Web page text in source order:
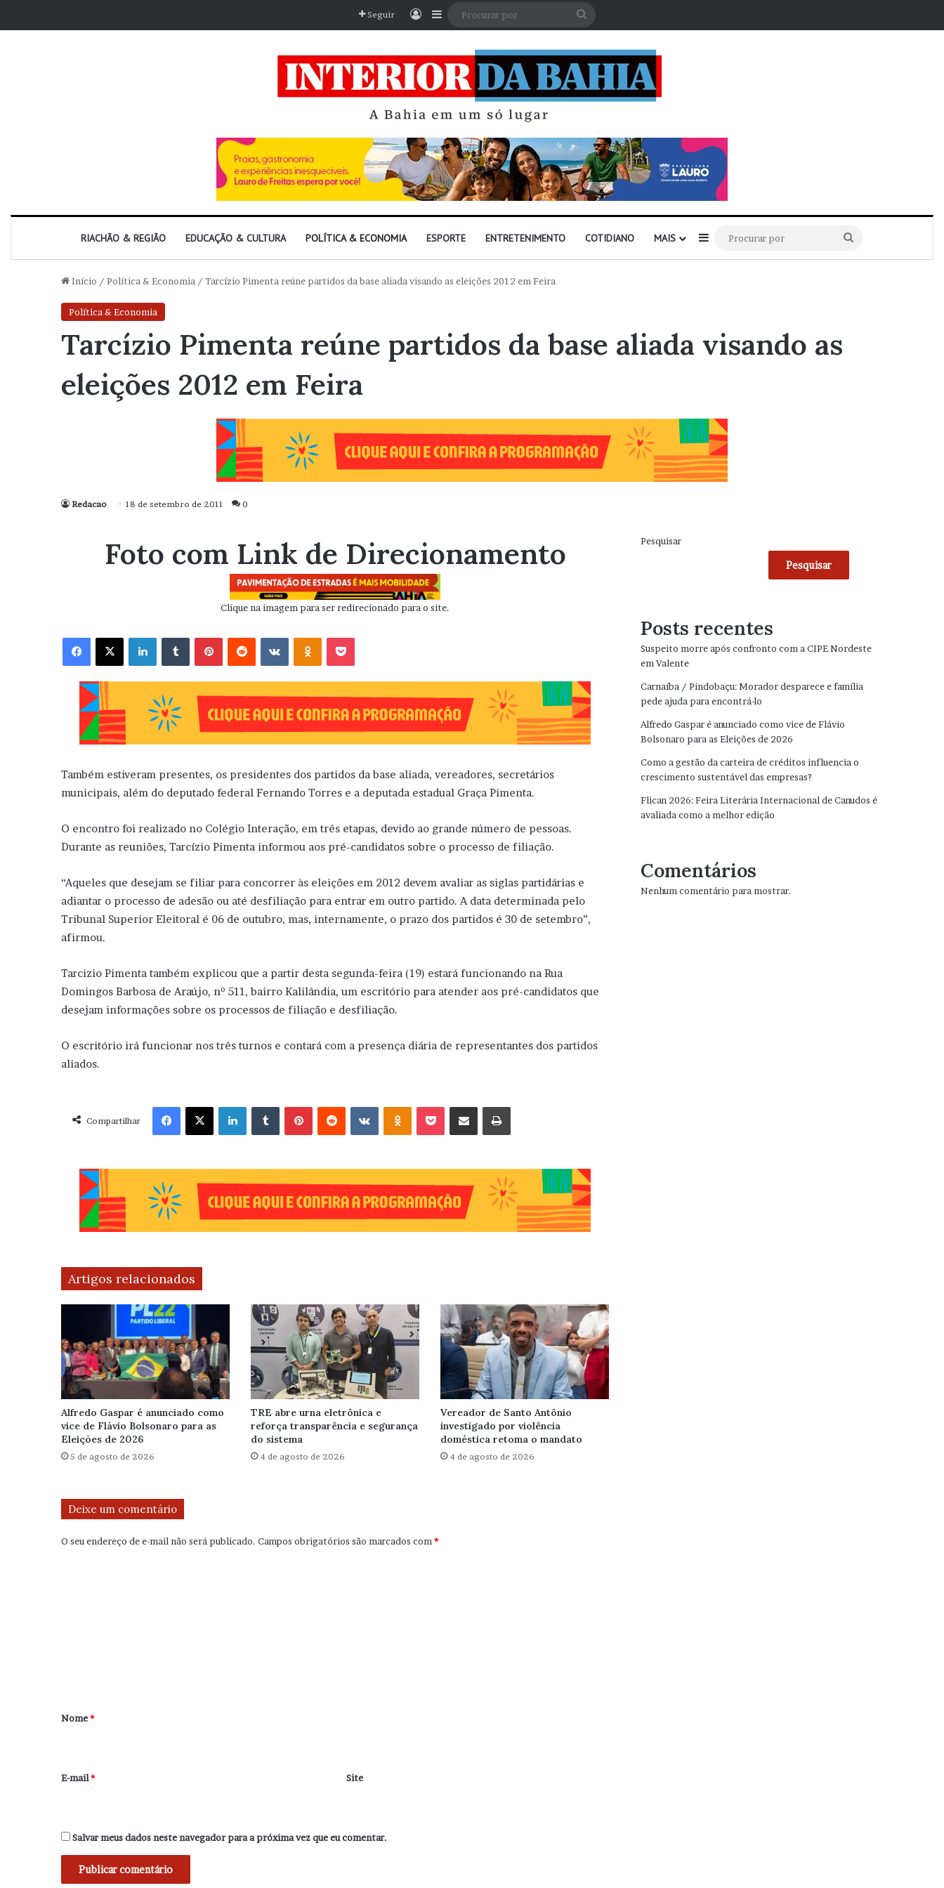
Seguir EntrarBarra Lateral
RIACHÃO & REGIÃO EDUCAÇÃO & CULTURA POLÍTICA & ECONOMIA ESPORTE ENTRETENIMENTO COTIDIANO MAIS Barra Lateral
por
Início / Política & Economia / Tarcízio Pimenta reúne partidos da base aliada visando as eleições 2012 em Feira
Política & Economia
Tarcízio Pimenta reúne partidos da base aliada visando as
eleições 2012 em Feira
Redacao 18 de setembro de 2011 0
Foto com Link de Direcionamento
Clique na imagem para ser redirecionado para o site.
Facebook X Linkedin VK OK
Também estiveram presentes, os presidentes dos partidos da base aliada, vereadores, secretários
municipais, além do deputado federal Fernando Torres e a deputada estadual Graça Pimenta.
O encontro foi realizado no Colégio Interação, em três etapas, devido ao grande número de pessoas.
Durante as reuniões, Tarcízio Pimenta informou aos pré-candidatos sobre o processo de filiação.
“Aqueles que desejam se filiar para concorrer às eleições em 2012 devem avaliar as siglas partidárias e
adiantar o processo de adesão ou até desfiliação para entrar em outro partido. A data determinada pelo
Tribunal Superior Eleitoral é 06 de outubro, mas, internamente, o prazo dos partidos é 30 de setembro”,
afirmou.
Tarcizio Pimenta também explicou que a partir desta segunda-feira (19) estará funcionando na Rua
Domingos Barbosa de Araújo, nº 511, bairro Kalilândia, um escritório para atender aos pré-candidatos que
desejam informações sobre os processos de filiação e desfiliação.
O escritório irá funcionar nos três turnos e contará com a presença diária de representantes dos partidos
aliados.
Compartilhar
Facebook X Linkedin VK OK
Artigos relacionados
Alfredo Gaspar é anunciado como
vice de Flávio Bolsonaro para as
Eleições de 2026
5 de agosto de 2026
TRE abre urna eletrônica e
reforça transparência e segurança
do sistema
4 de agosto de 2026
Vereador de Santo Antônio
investigado por violência
doméstica retoma o mandato
4 de agosto de 2026
Deixe um comentário
O seu endereço de e-mail não será publicado. Campos obrigatórios são marcados com*
r
*
Nome*
E-mail* Site
Salvar meus dados neste navegador para a próxima vez que eu comentar.
Pesquisar
Pesquisar
Posts recentes
Suspeito morre após confronto com a CIPE Nordeste
em Valente
Carnaíba / Pindobaçu: Morador desparece e família
pede ajuda para encontrá-lo
Alfredo Gaspar é anunciado como vice de Flávio
Bolsonaro para as Eleições de 2026
Como a gestão da carteira de créditos influencia o
crescimento sustentável das empresas?
Flican 2026: Feira Literária Internacional de Canudos é
avaliada como a melhor edição
Comentários
Nenhum comentário para mostrar.